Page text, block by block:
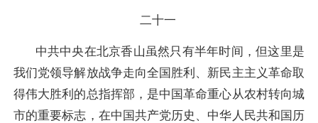
二十一
中共中央在北京香山虽然只有半年时间，但这里是
我们党领导解放战争走向全国胜利、新民主主义革命取
得伟大胜利的总指挥部，是中国革命重心从农村转向城
市的重要标志，在中国共产党历史、中华人民共和国历